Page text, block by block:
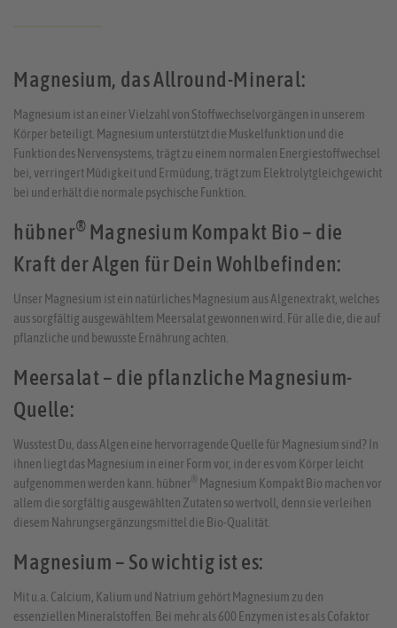
Magnesium, das Allround-Mineral:
Magnesium ist an einer Vielzahl von Stoffwechselvorgängen in unserem
Körper beteiligt. Magnesium unterstützt die Muskelfunktion und die
Funktion des Nervensystems, trägt zu einem normalen Energiestoffwechsel
bei, verringert Müdigkeit und Ermüdung, trägt zum Elektrolytgleichgewicht
bei und erhält die normale psychische Funktion.
hübner® Magnesium Kompakt Bio – die
Kraft der Algen für Dein Wohlbefinden:
Unser Magnesium ist ein natürliches Magnesium aus Algenextrakt, welches
aus sorgfältig ausgewähltem Meersalat gewonnen wird. Für alle die, die auf
pflanzliche und bewusste Ernährung achten.
Meersalat – die pflanzliche Magnesium-
Quelle:
Wusstest Du, dass Algen eine hervorragende Quelle für Magnesium sind? In
ihnen liegt das Magnesium in einer Form vor, in der es vom Körper leicht
aufgenommen werden kann. hübner® Magnesium Kompakt Bio machen vor
allem die sorgfältig ausgewählten Zutaten so wertvoll, denn sie verleihen
diesem Nahrungsergänzungsmittel die Bio-Qualität.
Magnesium – So wichtig ist es:
Mit u.a. Calcium, Kalium und Natrium gehört Magnesium zu den
essenziellen Mineralstoffen. Bei mehr als 600 Enzymen ist es als Cofaktor